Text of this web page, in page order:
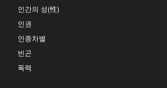
인간의 성(性)
인권
인종차별
빈곤
폭력